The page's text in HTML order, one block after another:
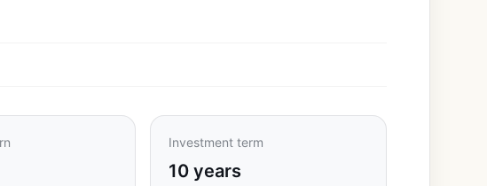
Investment term
10 years